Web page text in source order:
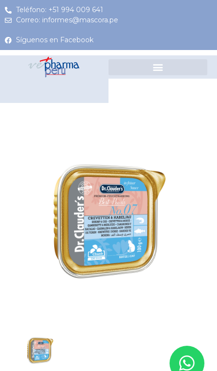
Teléfono: +51 994 009 641
Correo: informes@mascora.pe
Síguenos en Facebook